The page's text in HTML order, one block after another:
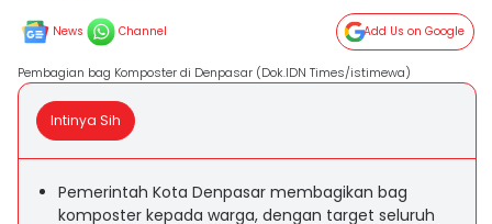
News Channel Add Us on Google
Pembagian bag Komposter di Denpasar (Dok.IDN Times/istimewa)
Intinya Sih
Pemerintah Kota Denpasar membagikan bag
komposter kepada warga, dengan target seluruh